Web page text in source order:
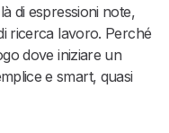
di espressioni note,
ricerca lavoro. Perché
dove iniziare un
e smart, quasi